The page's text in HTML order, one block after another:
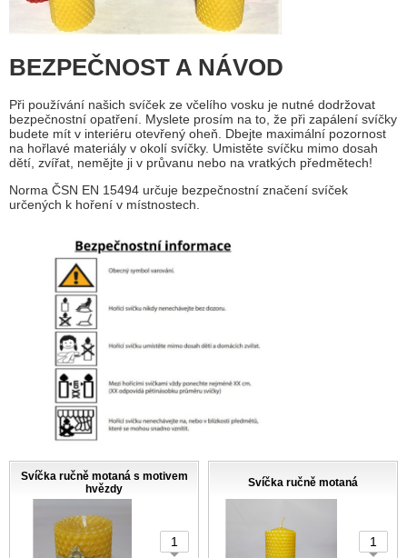
BEZPEČNOST A NÁVOD
Při používání našich svíček ze včelího vosku je nutné dodržovat
bezpečnostní opatření. Myslete prosím na to, že při zapálení svíčky
budete mít v interiéru otevřený oheň. Dbejte maximální pozornost
na hořlavé materiály v okolí svíčky. Umistěte svíčku mimo dosah
dětí, zvířat, nemějte ji v průvanu nebo na vratkých předmětech!
Norma ČSN EN 15494 určuje bezpečnostní značení svíček
určených k hoření v místnostech.
Svíčka ručně motaná s motivem
hvězdy
Svíčka ručně motaná